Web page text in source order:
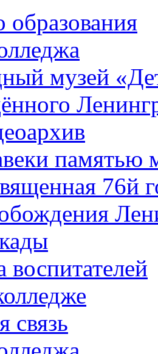
образования
музей
памятью
76й
связь